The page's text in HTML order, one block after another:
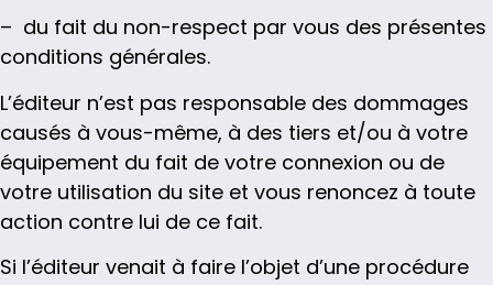
– du fait du non-respect par vous des présentes
conditions générales.
L’éditeur n’est pas responsable des dommages
causés à vous-même, à des tiers et/ou à votre
équipement du fait de votre connexion ou de
votre utilisation du site et vous renoncez à toute
action contre lui de ce fait.
Si l’éditeur venait à faire l’objet d’une procédure